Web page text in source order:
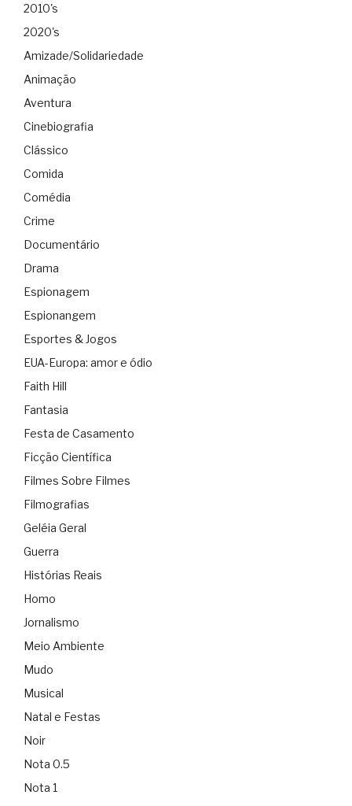
2010's
2020's
Amizade/Solidariedade
Animação
Aventura
Cinebiografia
Clássico
Comida
Comédia
Crime
Documentário
Drama
Espionagem
Espionangem
Esportes & Jogos
EUA-Europa: amor e ódio
Faith Hill
Fantasia
Festa de Casamento
Ficção Científica
Filmes Sobre Filmes
Filmografias
Geléia Geral
Guerra
Histórias Reais
Homo
Jornalismo
Meio Ambiente
Mudo
Musical
Natal e Festas
Noir
Nota 0.5
Nota 1